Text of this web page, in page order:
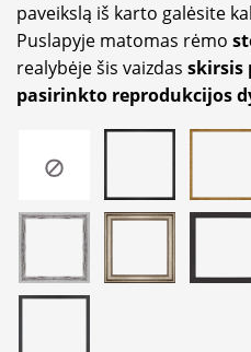
paveikslą iš karto galėsite
Puslapyje matomas rėmo
realybėje šis vaizdas skirsis
pasirinkto reprodukcijos